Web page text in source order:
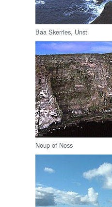
Baa Skerries, Unst
Noup of Noss